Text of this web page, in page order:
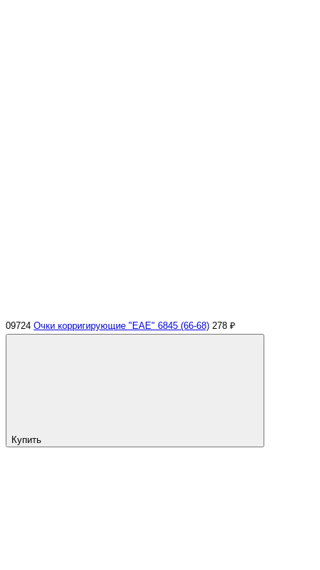
09724 Очки корригирующие "EAE" 6845 (66-68) 278 ₽
Купить